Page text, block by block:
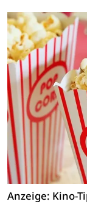
Anzeige: Kino-